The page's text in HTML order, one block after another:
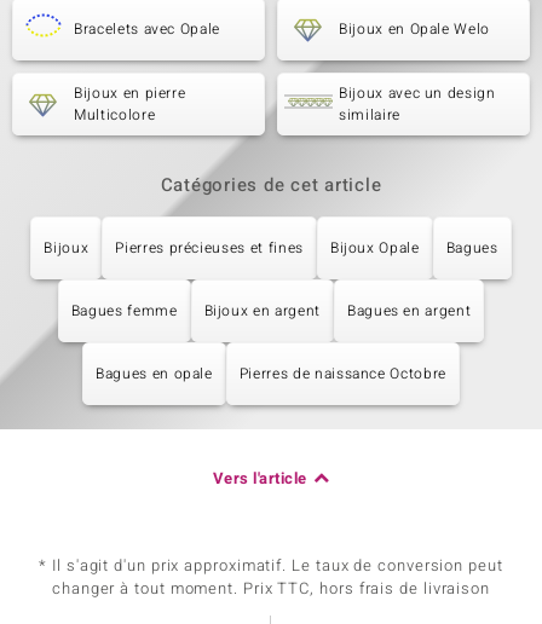
Bracelets avec Opale Bijoux en Opale Welo
Bijoux en pierre
Multicolore
Bijoux avec un design
similaire
Catégories de cet article
Bijoux Pierres précieuses et fines Bijoux Opale Bagues
Bagues femme Bijoux en argent Bagues en argent
Bagues en opale Pierres de naissance Octobre
Vers l'article
* Il s'agit d'un prix approximatif. Le taux de conversion peut
changer à tout moment. Prix TTC, hors frais de livraison